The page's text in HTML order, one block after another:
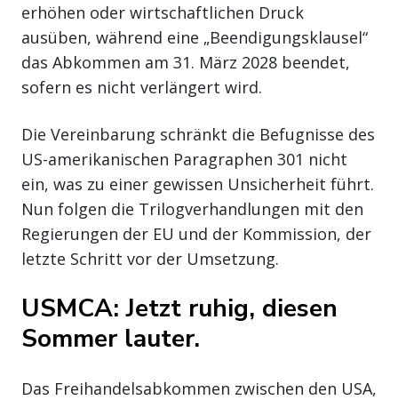
erhöhen oder wirtschaftlichen Druck
ausüben, während eine „Beendigungsklausel“
das Abkommen am 31. März 2028 beendet,
sofern es nicht verlängert wird.
Die Vereinbarung schränkt die Befugnisse des
US-amerikanischen Paragraphen 301 nicht
ein, was zu einer gewissen Unsicherheit führt.
Nun folgen die Trilogverhandlungen mit den
Regierungen der EU und der Kommission, der
letzte Schritt vor der Umsetzung.
USMCA: Jetzt ruhig, diesen
Sommer lauter.
Das Freihandelsabkommen zwischen den USA,